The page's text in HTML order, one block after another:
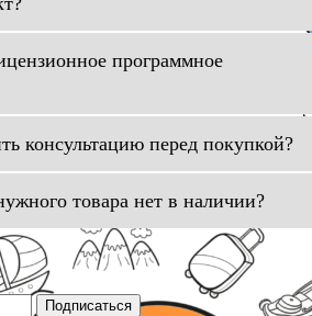
программное
консультацию перед покупкой?
товара нет в наличии?
Подписаться